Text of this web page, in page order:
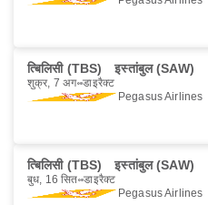
त्बिलिसी (TBS) इस्तांबुल (SAW)
शुक्र, 7 अग॰ डाइरैक्ट
Pegasus Airlines
त्बिलिसी (TBS) इस्तांबुल (SAW)
बुध, 16 सित॰ डाइरैक्ट
Pegasus Airlines